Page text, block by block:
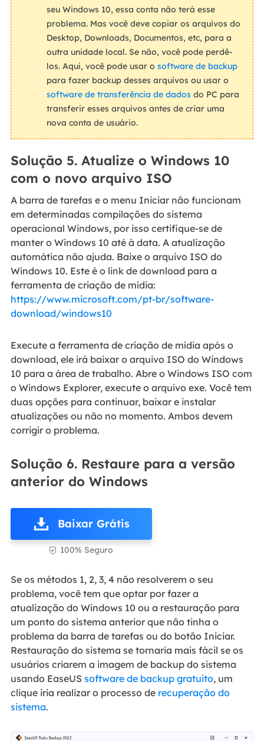
seu Windows 10, essa conta não terá esse
problema. Mas você deve copiar os arquivos do
Desktop, Downloads, Documentos, etc, para a
outra unidade local. Se não, você pode perdê-
los. Aqui, você pode usar o software de backup
para fazer backup desses arquivos ou usar o
software de transferência de dados do PC para
transferir esses arquivos antes de criar uma
nova conta de usuário.
Solução 5. Atualize o Windows 10
com o novo arquivo ISO
A barra de tarefas e o menu Iniciar não funcionam
em determinadas compilações do sistema
operacional Windows, por isso certifique-se de
manter o Windows 10 até à data. A atualização
automática não ajuda. Baixe o arquivo ISO do
Windows 10. Este é o link de download para a
ferramenta de criação de mídia:
https://www.microsoft.com/pt-br/software-
download/windows10
Execute a ferramenta de criação de mídia após o
download, ele irá baixar o arquivo ISO do Windows
10 para a área de trabalho. Abre o Windows ISO com
o Windows Explorer, execute o arquivo exe. Você tem
duas opções para continuar, baixar e instalar
atualizações ou não no momento. Ambos devem
corrigir o problema.
Solução 6. Restaure para a versão
anterior do Windows
Baixar Grátis
 100% Seguro
Se os métodos 1, 2, 3, 4 não resolverem o seu
problema, você tem que optar por fazer a
atualização do Windows 10 ou a restauração para
um ponto do sistema anterior que não tinha o
problema da barra de tarefas ou do botão Iniciar.
Restauração do sistema se tornaria mais fácil se os
usuários criarem a imagem de backup do sistema
usando EaseUS software de backup gratuito, um
clique iria realizar o processo de recuperação do
sistema.